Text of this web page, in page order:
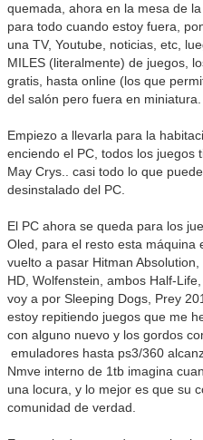
quemada, ahora en la mesa de
para todo cuando estoy fuera,
una TV, Youtube, noticias, etc,
MILES (literalmente) de juegos,
gratis, hasta online (los que
del salón pero fuera en miniatura.
Empiezo a llevarla para la
enciendo el PC, todos los juegos
May Crys.. casi todo lo que
desinstalado del PC.
El PC ahora se queda para los
Oled, para el resto esta máquina
vuelto a pasar Hitman
HD, Wolfenstein, ambos Half-
voy a por Sleeping Dogs, Prey
estoy repitiendo juegos que me
con alguno nuevo y los gordos
emuladores hasta ps3/360
Nmve interno de 1tb imagina
una locura, y lo mejor es que su
comunidad de verdad.